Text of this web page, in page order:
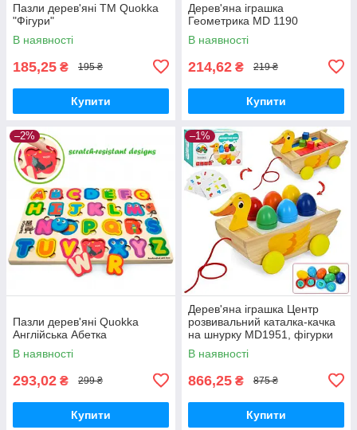
Пазли дерев'яні ТМ Quokka
"Фігури"
В наявності
185,25 ₴ 195 ₴
Купити
Дерев'яна іграшка
Геометрика MD 1190
В наявності
214,62 ₴ 219 ₴
Купити
–2%
Пазли дерев'яні Quokka
Англійська Абетка
В наявності
293,02 ₴ 299 ₴
Купити
–1%
Дерев'яна іграшка Центр
розвивальний каталка-качка
на шнурку MD1951, фігурки
В наявності
866,25 ₴ 875 ₴
Купити